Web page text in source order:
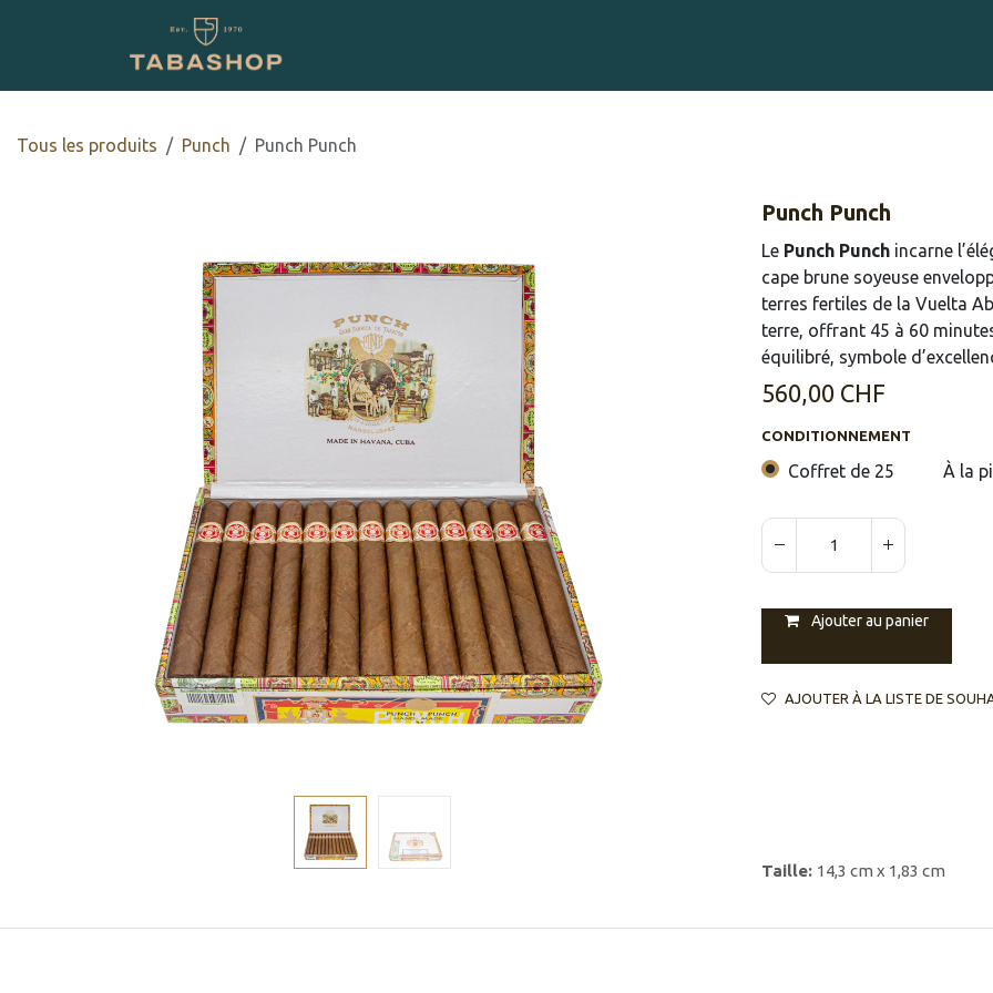
Tous les produits Punch Punch Punch
Punch Punch
Le Punch Punch incarne
cape brune soyeuse
terres fertiles de la Vuelta
terre, offrant 45 à 60
équilibré, symbole
560,00 CHF
CONDITIONNEMENT
Coffret de 25 À la
Ajouter au panier
AJOUTER À LA LISTE DE
Taille: 14,3 cm x 1,83 cm